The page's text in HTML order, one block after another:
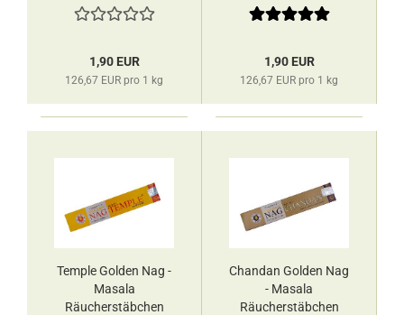
1,90 EUR
126,67 EUR pro 1 kg
1,90 EUR
126,67 EUR pro 1 kg
Temple Golden Nag -
Masala
Räucherstäbchen
Chandan Golden Nag
- Masala
Räucherstäbchen